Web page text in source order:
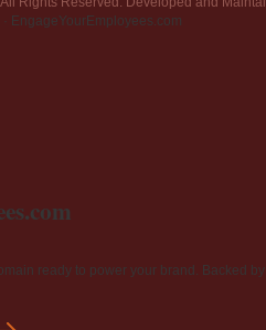
· EngageYourEmployees.com
.com
ready to power your brand. Backed